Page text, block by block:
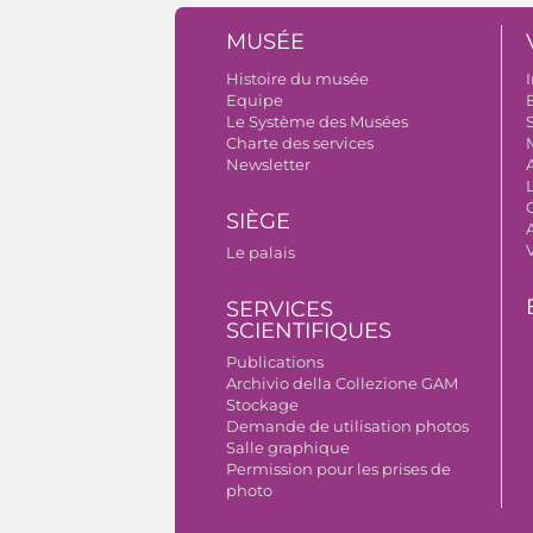
MUSÉE
Histoire du musée
Equipe
Le Système des Musées
Charte des services
Newsletter
SIÈGE
Le palais
SERVICES
SCIENTIFIQUES
Publications
Archivio della Collezione GAM
Stockage
Demande de utilisation photos
Salle graphique
Permission pour les prises de
photo